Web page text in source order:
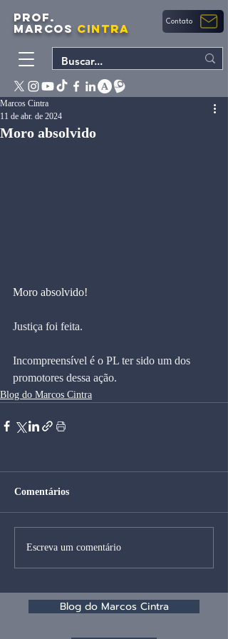
PROF.
MARCOS CINTRA Contato
Moro absolvido
Marcos Cintra
11 de abr. de 2024
Moro absolvido!
Justiça foi feita.
Incompreensível é o PL ter sido um dos
promotores dessa ação.
Blog do Marcos Cintra
Comentários
Escreva um comentário
Blog do Marcos Cintra